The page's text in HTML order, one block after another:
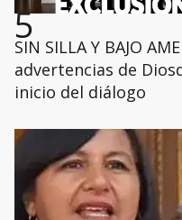
5
SIN SILLA Y BAJO
advertencias de
inicio del diálogo